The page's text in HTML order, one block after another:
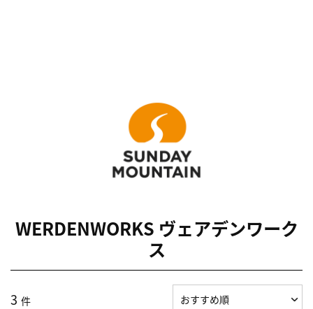
WERDENWORKS ヴェアデンワーク
ス
3 件